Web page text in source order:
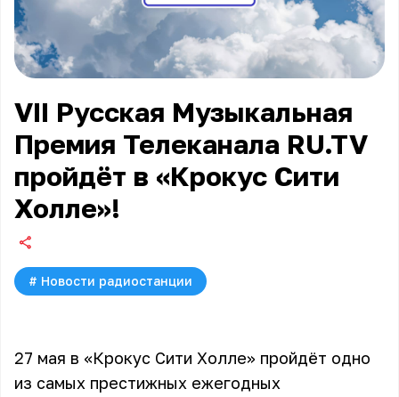
VII Русская Музыкальная
Премия Телеканала RU.TV
пройдёт в «Крокус Сити
Холле»!
# Новости радиостанции
27 мая в «Крокус Сити Холле» пройдёт одно
из самых престижных ежегодных